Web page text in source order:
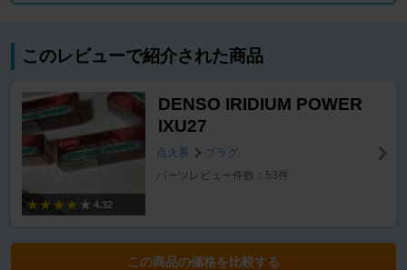
このレビューで紹介された商品
4.32
DENSO IRIDIUM POWER
IXU27
点火系
プラグ
パーツレビュー件数：53件
この商品の価格を比較する